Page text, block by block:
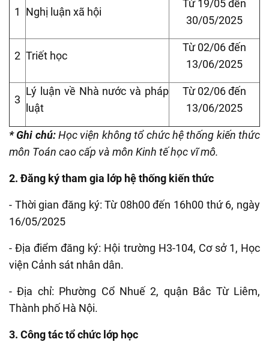
1 Nghị luận xã hội
Từ 19/05 đến
30/05/2025
2 Triết học
Từ 02/06 đến
13/06/2025
3
Lý luận về Nhà nước và pháp
luật
Từ 02/06 đến
13/06/2025
* Ghi chú:Học viện không tổ chức hệ thống kiến thức
môn Toán cao cấp và môn Kinh tế học vĩ mô.
2. Đăng ký tham gia lớp hệ thống kiến thức
- Thời gian đăng ký: Từ 08h00 đến 16h00 thứ 6, ngày
16/05/2025
- Địa điểm đăng ký: Hội trường H3-104, Cơ sở 1, Học
viện Cảnh sát nhân dân.
- Địa chỉ: Phường Cổ Nhuế 2, quận Bắc Từ Liêm,
Thành phố Hà Nội.
3. Công tác tổ chức lớp học